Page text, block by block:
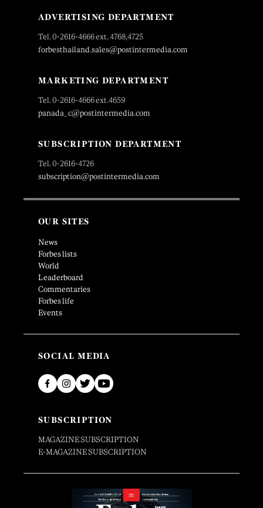
ADVERTISING DEPARTMENT
Tel. 0-2616-4666 ext. 4768,4725
forbesthailand.sales@postintermedia.com
MARKETING DEPARTMENT
Tel. 0-2616-4666 ext.4659
panada_c@postintermedia.com
SUBSCRIPTION DEPARTMENT
Tel. 0-2616-4726
subscription@postintermedia.com
OUR SITES
News
Forbes lists
World
Leaderboard
Commentaries
Forbes life
Events
SOCIAL MEDIA
SUBSCRIPTION
MAGAZINE SUBSCRIPTION
E-MAGAZINE SUBSCRIPTION